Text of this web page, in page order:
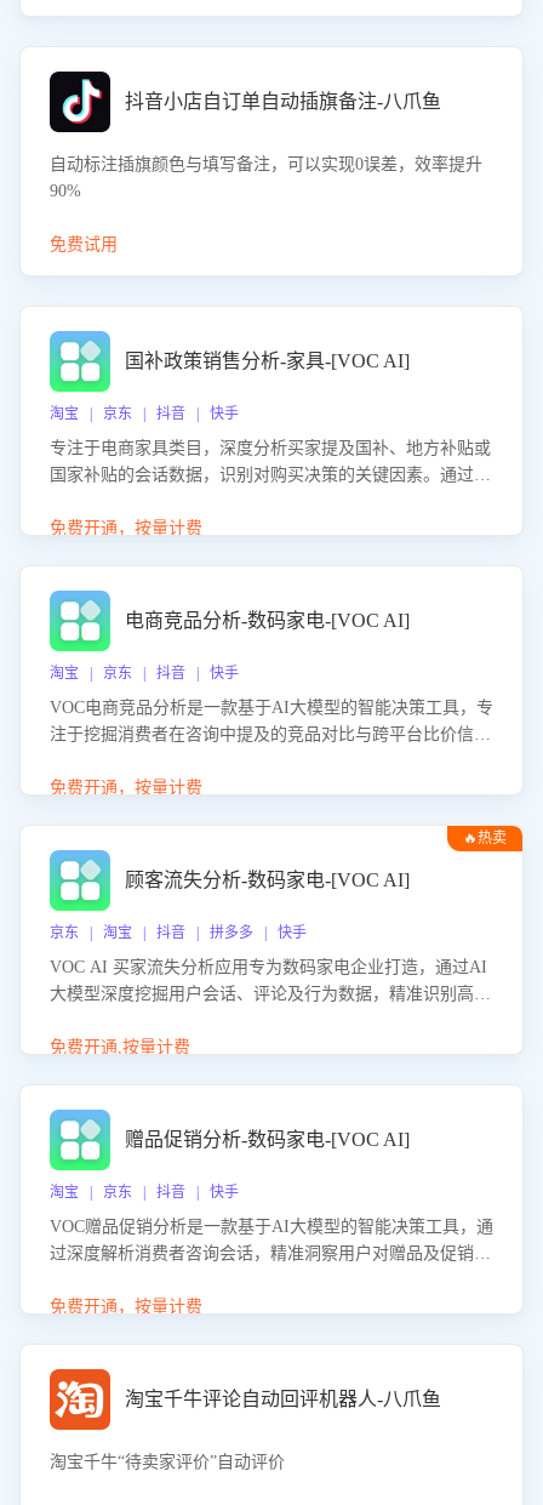
抖音小店自订单自动插旗备注-八爪鱼
自动标注插旗颜色与填写备注，可以实现0误差，效率提升
90%
免费试用
国补政策销售分析-家具-[VOC AI]
淘宝 | 京东 | 抖音 | 快手
专注于电商家具类目，深度分析买家提及国补、地方补贴或
国家补贴的会话数据，识别对购买决策的关键因素。通过AI
化策略，助力商家利用国补政策提升GMV。
免费开通，按量计费
电商竞品分析-数码家电-[VOC AI]
淘宝 | 京东 | 抖音 | 快手
VOC电商竞品分析是一款基于AI大模型的智能决策工具，专
注于挖掘消费者在咨询中提及的竞品对比与跨平台比价信
商品信息，进行多维度交叉对比，并分析消费者的比价行
企业优化营销话术、突出产品与服务优势，有效提升咨询转
化率，避免陷入单纯价格竞争，实现精准扬长避短。
免费开通，按量计费
🔥热卖
顾客流失分析-数码家电-[VOC AI]
京东 | 淘宝 | 抖音 | 拼多多 | 快手
VOC AI 买家流失分析应用专为数码家电企业打造，通过AI
大模型深度挖掘用户会话、评论及行为数据，精准识别高流
应延迟、竞品价格冲击等。系统自动输出可落地的挽回策
免费开通,按量计费
赠品促销分析-数码家电-[VOC AI]
淘宝 | 京东 | 抖音 | 快手
VOC赠品促销分析是一款基于AI大模型的智能决策工具，通
过深度解析消费者咨询会话，精准洞察用户对赠品及促销政
销诉求，帮助企业制定个性化赠品组合策略，优化资源投放
免费开通，按量计费
淘宝千牛评论自动回评机器人-八爪鱼
淘宝千牛“待卖家评价”自动评价